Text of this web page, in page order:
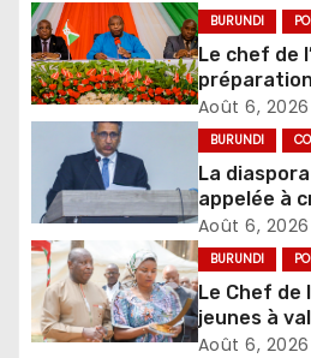
BURUNDI
Le chef de
élections
Août 6, 2026
BURUNDI
La
appelée à
d’origine
Août 6, 2026
BURUNDI
Le Chef de
jeunes à
pour
Août 6, 2026